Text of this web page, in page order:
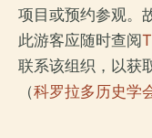
项目或预约参观。
此游客应随时查阅
联系该组织，以获
（科罗拉多历史学